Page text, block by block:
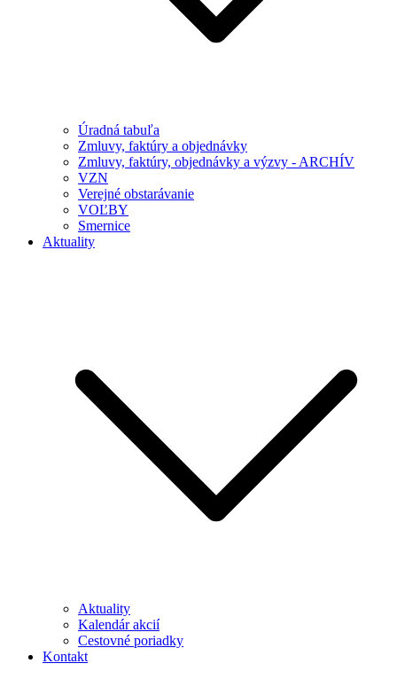
Úradná tabuľa
Zmluvy, faktúry a objednávky
Zmluvy, faktúry, objednávky a výzvy - ARCHÍV
VZN
Verejné obstarávanie
VOĽBY
Smernice
Aktuality
Aktuality
Kalendár akcií
Cestovné poriadky
Kontakt